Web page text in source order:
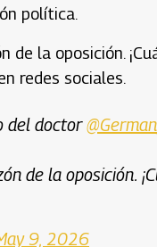
política.
de la oposición.
redes sociales.
del doctor
de la oposición.
9, 2026